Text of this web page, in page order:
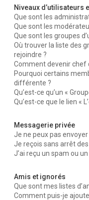
Niveaux d’utilisateurs
Que sont les
Que sont les
Que sont les groupes
Où trouver la liste des
rejoindre ?
Comment devenir chef
Pourquoi certains
différente ?
Qu’est-ce qu’un «
Qu’est-ce que le lien «
Messagerie privée
Je ne peux pas
Je reçois sans arrêt
J’ai reçu un spam ou
Amis et ignorés
Que sont mes listes
Comment puis-je